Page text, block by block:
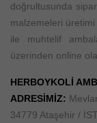
doğrultusunda
malzemeleri
ile muhtelif
üzerinden online
HERBOYKOLİ
ADRESİMİZ:
34779 Ataşehir /